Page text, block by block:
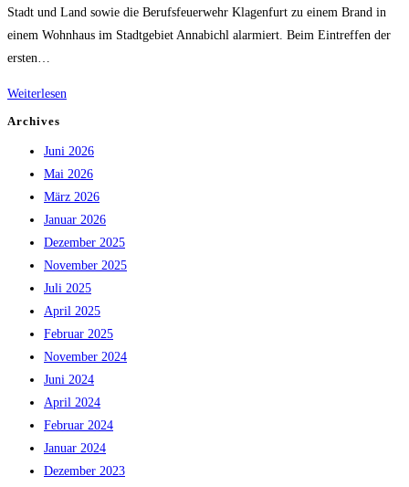
Stadt und Land sowie die Berufsfeuerwehr Klagenfurt zu einem Brand in
einem Wohnhaus im Stadtgebiet Annabichl alarmiert. Beim Eintreffen der
ersten…
Weiterlesen
am
07.01.2026
Archives
Juni 2026
Mai 2026
März 2026
Januar 2026
Dezember 2025
November 2025
Juli 2025
April 2025
Februar 2025
November 2024
Juni 2024
April 2024
Februar 2024
Januar 2024
Dezember 2023